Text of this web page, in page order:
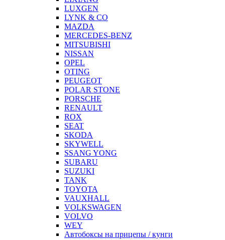
LUXGEN
LYNK & CO
MAZDA
MERCEDES-BENZ
MITSUBISHI
NISSAN
OPEL
OTING
PEUGEOT
POLAR STONE
PORSCHE
RENAULT
ROX
SEAT
SKODA
SKYWELL
SSANG YONG
SUBARU
SUZUKI
TANK
TOYOTA
VAUXHALL
VOLKSWAGEN
VOLVO
WEY
Автобоксы на прицепы / кунги